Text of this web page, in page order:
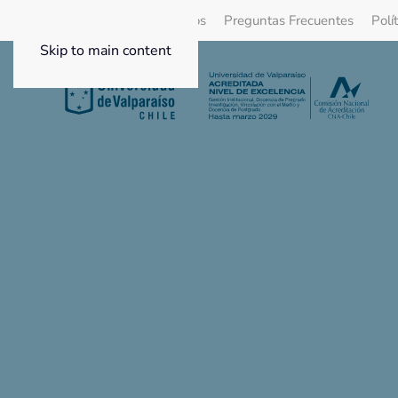
Skip to main content
Beneficios Preguntas Frecuentes